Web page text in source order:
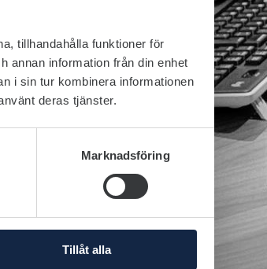
tillhandahålla funktioner för
annan information från din enhet
i sin tur kombinera informationen
deras tjänster.
Marknadsföring
Tillåt alla